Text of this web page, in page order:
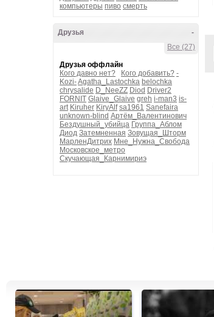
компьютеры пиво смерть
-
Друзья
Все (27)
Друзья оффлайн
Кого давно нет?
Кого добавить? -
Kozi-Agatha_Lastochka belochka
chrysalide D_NeeZZ Diod Driver2
FORNIT Glaive_Glaive greh i-man3 is-
art Kiruher KiryAlf sa1961 Sanefaira
unknown-blind Артём_Валентинович
Бездушный_убийца Группа_Аблом
Диод Затемненная Зовущая_Шторм
МарленДитрих Мне_Нужна_Свобода
Московское_метро
Скучающая_Карнимириэ